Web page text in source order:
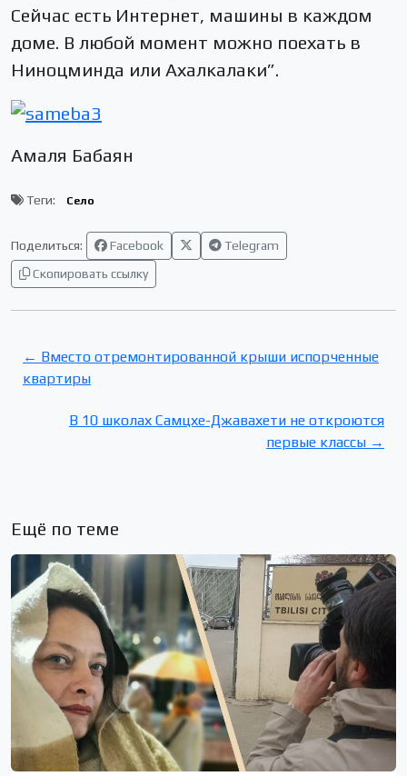
Сейчас есть Интернет, машины в каждом
доме. В любой момент можно поехать в
Ниноцминда или Ахалкалаки”.
Амаля Бабаян
Теги: Село
Поделиться: Facebook
Telegram
Скопировать ссылку
← Вместо отремонтированной крыши испорченные
квартиры
В 10 школах Самцхе-Джавахети не откроются
первые классы →
Ещё по теме